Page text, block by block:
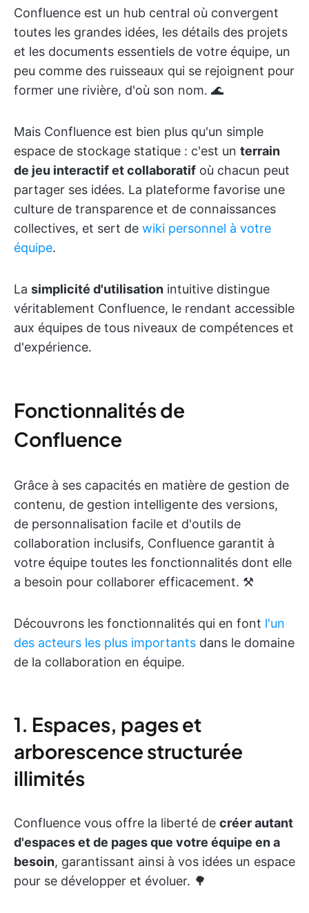
Confluence est un hub central où convergent
toutes les grandes idées, les détails des projets
et les documents essentiels de votre équipe, un
peu comme des ruisseaux qui se rejoignent pour
former une rivière, d'où son nom. 🌊
Mais Confluence est bien plus qu'un simple
espace de stockage statique : c'est un terrain
de jeu interactif et collaboratif où chacun peut
partager ses idées. La plateforme favorise une
culture de transparence et de connaissances
collectives, et sert de wiki personnel à votre
équipe.
La simplicité d'utilisation intuitive distingue
véritablement Confluence, le rendant accessible
aux équipes de tous niveaux de compétences et
d'expérience.
Fonctionnalités de
Confluence
Grâce à ses capacités en matière de gestion de
contenu, de gestion intelligente des versions,
de personnalisation facile et d'outils de
collaboration inclusifs, Confluence garantit à
votre équipe toutes les fonctionnalités dont elle
a besoin pour collaborer efficacement. ⚒️
Découvrons les fonctionnalités qui en font l'un
des acteurs les plus importants dans le domaine
de la collaboration en équipe.
1. Espaces, pages et
arborescence structurée
illimités
Confluence vous offre la liberté de créer autant
d'espaces et de pages que votre équipe en a
besoin, garantissant ainsi à vos idées un espace
pour se développer et évoluer. 🌳